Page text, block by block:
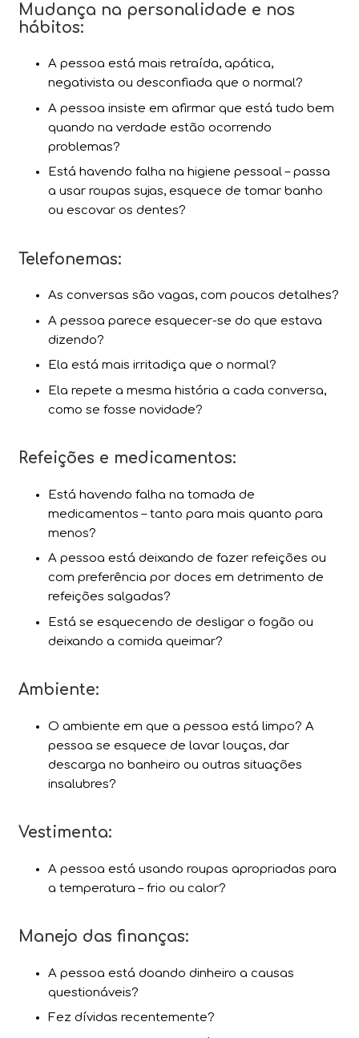
Mudança na personalidade e nos
hábitos:
A pessoa está mais retraída, apática,
negativista ou desconfiada que o normal?
A pessoa insiste em afirmar que está tudo bem
quando na verdade estão ocorrendo
problemas?
Está havendo falha na higiene pessoal – passa
a usar roupas sujas, esquece de tomar banho
ou escovar os dentes?
Telefonemas:
As conversas são vagas, com poucos detalhes?
A pessoa parece esquecer-se do que estava
dizendo?
Ela está mais irritadiça que o normal?
Ela repete a mesma história a cada conversa,
como se fosse novidade?
Refeições e medicamentos:
Está havendo falha na tomada de
medicamentos – tanto para mais quanto para
menos?
A pessoa está deixando de fazer refeições ou
com preferência por doces em detrimento de
refeições salgadas?
Está se esquecendo de desligar o fogão ou
deixando a comida queimar?
Ambiente:
O ambiente em que a pessoa está limpo? A
pessoa se esquece de lavar louças, dar
descarga no banheiro ou outras situações
insalubres?
Vestimenta:
A pessoa está usando roupas apropriadas para
a temperatura – frio ou calor?
Manejo das finanças:
A pessoa está doando dinheiro a causas
questionáveis?
Fez dívidas recentemente?